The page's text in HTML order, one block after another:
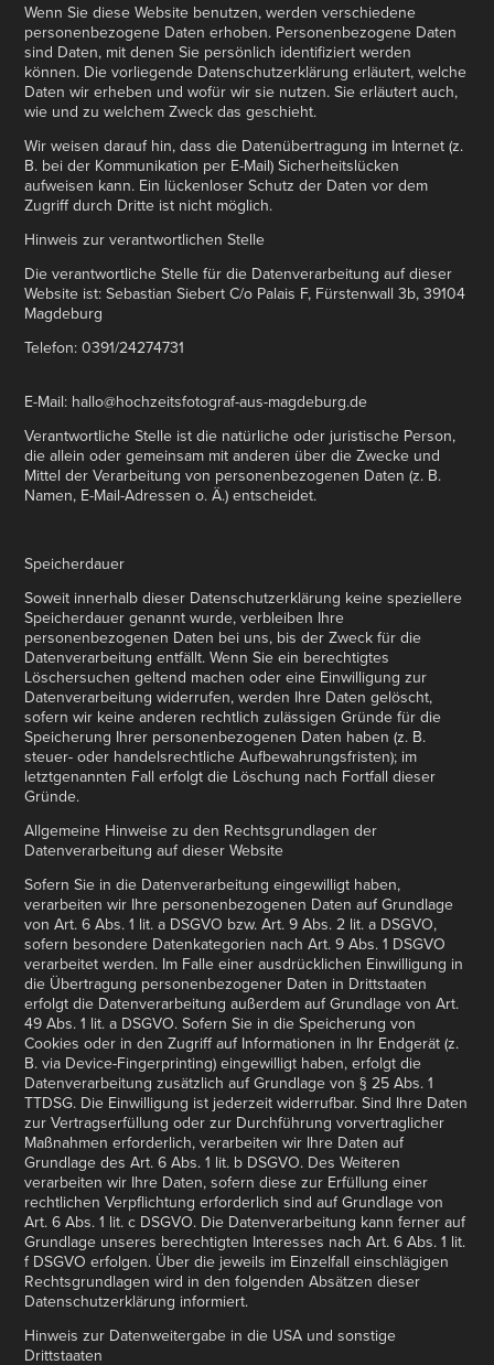
Wenn Sie diese Website benutzen, werden verschiedene
personenbezogene Daten erhoben. Personenbezogene Daten
sind Daten, mit denen Sie persönlich identifiziert werden
können. Die vorliegende Datenschutzerklärung erläutert, welche
Daten wir erheben und wofür wir sie nutzen. Sie erläutert auch,
wie und zu welchem Zweck das geschieht.
Wir weisen darauf hin, dass die Datenübertragung im Internet (z.
B. bei der Kommunikation per E-Mail) Sicherheitslücken
aufweisen kann. Ein lückenloser Schutz der Daten vor dem
Zugriff durch Dritte ist nicht möglich.
Hinweis zur verantwortlichen Stelle
Die verantwortliche Stelle für die Datenverarbeitung auf dieser
Website ist: Sebastian Siebert C/o Palais F, Fürstenwall 3b, 39104
Magdeburg
Telefon: 0391/24274731
E-Mail: hallo@hochzeitsfotograf-aus-magdeburg.de
Verantwortliche Stelle ist die natürliche oder juristische Person,
die allein oder gemeinsam mit anderen über die Zwecke und
Mittel der Verarbeitung von personenbezogenen Daten (z. B.
Namen, E-Mail-Adressen o. Ä.) entscheidet.
Speicherdauer
Soweit innerhalb dieser Datenschutzerklärung keine speziellere
Speicherdauer genannt wurde, verbleiben Ihre
personenbezogenen Daten bei uns, bis der Zweck für die
Datenverarbeitung entfällt. Wenn Sie ein berechtigtes
Löschersuchen geltend machen oder eine Einwilligung zur
Datenverarbeitung widerrufen, werden Ihre Daten gelöscht,
sofern wir keine anderen rechtlich zulässigen Gründe für die
Speicherung Ihrer personenbezogenen Daten haben (z. B.
steuer- oder handelsrechtliche Aufbewahrungsfristen); im
letztgenannten Fall erfolgt die Löschung nach Fortfall dieser
Gründe.
Allgemeine Hinweise zu den Rechtsgrundlagen der
Datenverarbeitung auf dieser Website
Sofern Sie in die Datenverarbeitung eingewilligt haben,
verarbeiten wir Ihre personenbezogenen Daten auf Grundlage
von Art. 6 Abs. 1 lit. a DSGVO bzw. Art. 9 Abs. 2 lit. a DSGVO,
sofern besondere Datenkategorien nach Art. 9 Abs. 1 DSGVO
verarbeitet werden. Im Falle einer ausdrücklichen Einwilligung in
die Übertragung personenbezogener Daten in Drittstaaten
erfolgt die Datenverarbeitung außerdem auf Grundlage von Art.
49 Abs. 1 lit. a DSGVO. Sofern Sie in die Speicherung von
Cookies oder in den Zugriff auf Informationen in Ihr Endgerät (z.
B. via Device-Fingerprinting) eingewilligt haben, erfolgt die
Datenverarbeitung zusätzlich auf Grundlage von § 25 Abs. 1
TTDSG. Die Einwilligung ist jederzeit widerrufbar. Sind Ihre Daten
zur Vertragserfüllung oder zur Durchführung vorvertraglicher
Maßnahmen erforderlich, verarbeiten wir Ihre Daten auf
Grundlage des Art. 6 Abs. 1 lit. b DSGVO. Des Weiteren
verarbeiten wir Ihre Daten, sofern diese zur Erfüllung einer
rechtlichen Verpflichtung erforderlich sind auf Grundlage von
Art. 6 Abs. 1 lit. c DSGVO. Die Datenverarbeitung kann ferner auf
Grundlage unseres berechtigten Interesses nach Art. 6 Abs. 1 lit.
f DSGVO erfolgen. Über die jeweils im Einzelfall einschlägigen
Rechtsgrundlagen wird in den folgenden Absätzen dieser
Datenschutzerklärung informiert.
Hinweis zur Datenweitergabe in die USA und sonstige
Drittstaaten